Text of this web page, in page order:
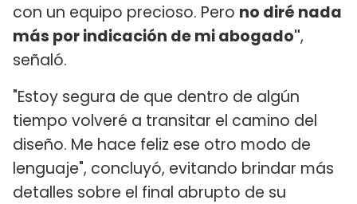
con un equipo precioso. Pero no diré nada
más por indicación de mi abogado",
señaló.
"Estoy segura de que dentro de algún
tiempo volveré a transitar el camino del
diseño. Me hace feliz ese otro modo de
lenguaje", concluyó, evitando brindar más
detalles sobre el final abrupto de su